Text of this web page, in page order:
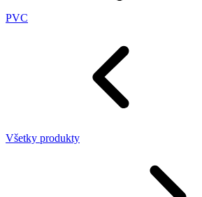
PVC
Všetky produkty